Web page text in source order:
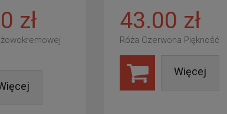
zł 43.00 zł
Róża Czerwona Piękność
Więcej